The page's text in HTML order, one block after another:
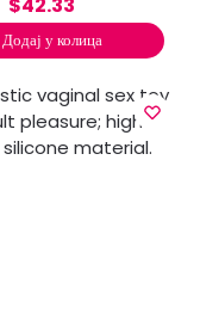
$42.33
Додај у колица